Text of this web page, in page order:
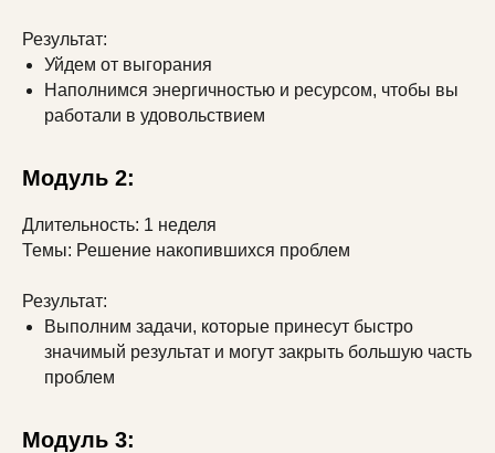
Результат:
Уйдем от выгорания
Наполнимся энергичностью и ресурсом, чтобы вы
работали в удовольствием
Модуль 2:
Длительность: 1 неделя
Темы: Решение накопившихся проблем
Результат:
Выполним задачи, которые принесут быстро
значимый результат и могут закрыть большую часть
проблем
Модуль 3: